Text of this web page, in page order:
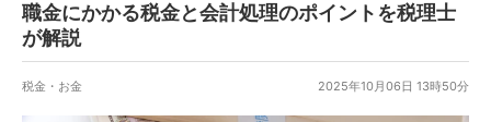
職金にかかる税金と会計処理のポイントを税理士
が解説
税金・お金 2025年10月06日 13時50分